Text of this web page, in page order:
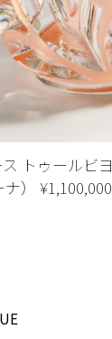
トゥールビ
ナ） ¥1,100,000